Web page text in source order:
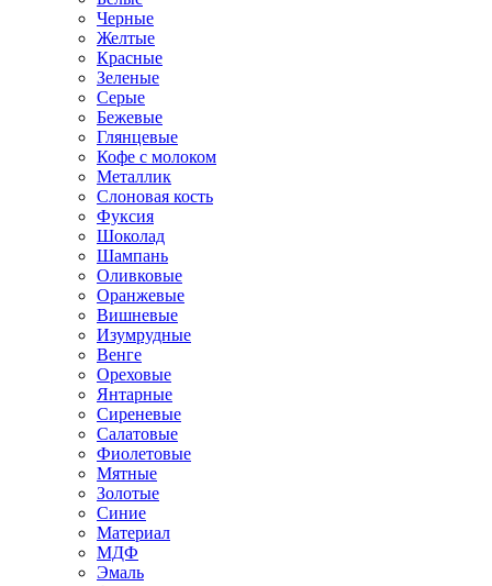
Черные
Желтые
Красные
Зеленые
Серые
Бежевые
Глянцевые
Кофе с молоком
Металлик
Слоновая кость
Фуксия
Шоколад
Шампань
Оливковые
Оранжевые
Вишневые
Изумрудные
Венге
Ореховые
Янтарные
Сиреневые
Салатовые
Фиолетовые
Мятные
Золотые
Синие
Материал
МДФ
Эмаль